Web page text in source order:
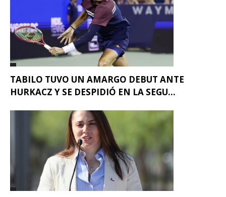
TABILO TUVO UN AMARGO DEBUT ANTE
HURKACZ Y SE DESPIDIÓ EN LA SEGU...